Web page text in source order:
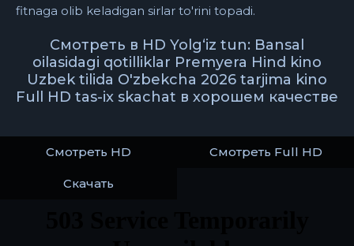
fitnaga olib keladigan sirlar to'rini topadi.
Смотреть в HD Yolg‘iz tun: Bansal
oilasidagi qotilliklar Premyera Hind kino
Uzbek tilida O'zbekcha 2026 tarjima kino
Full HD tas-ix skachat в хорошем качестве
Смотреть HD Смотреть Full HD
Скачать